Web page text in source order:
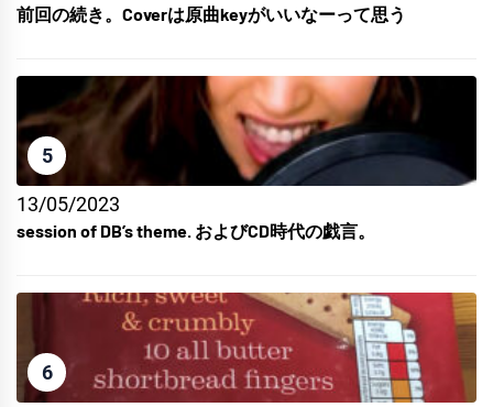
前回の続き。Coverは原曲keyがいいなーって思う
5
13/05/2023
session of DB’s theme. およびCD時代の戯言。
6